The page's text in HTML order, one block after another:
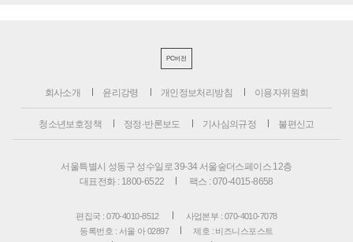
PC버전
회사소개 윤리강령 개인정보처리방침 이용자위원회
청소년보호정책 정정·반론보도 기사심의규정 불편신고
서울특별시 성동구 성수일로 39-34 서울숲더스페이스 12층
대표전화 : 1800-6522
팩스 : 070-4015-8658
편집국 : 070-4010-8512
사업본부 : 070-4010-7078
등록번호 : 서울 아 02897
제호 : 비즈니스포스트